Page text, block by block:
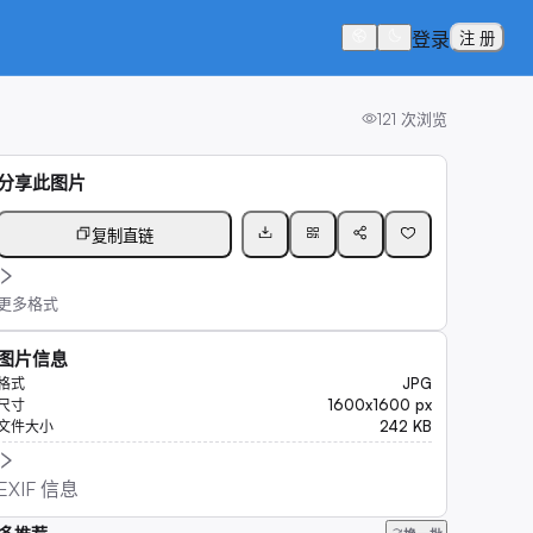
登录 注 册
121 次浏览
享此图片
复制直链
多格式
片信息
式 JPG
寸 1600x1600 px
件大小 242 KB
信息